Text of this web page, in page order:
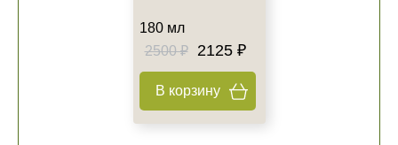
180 мл
2500 ₽
2125 ₽
В корзину